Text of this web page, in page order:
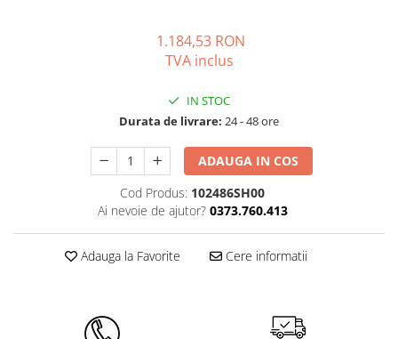
Instant apa calda pe gaz / GPL
Panouri solare cu tuburi vidate
Panouri solare plane
Pachete complete panouri solare
Echipamente pentru panouri
Panouri solare fotovoltaice
Ventilatie si climatizare
Ventiloconvectoare si sisteme VRF
1.184,53 RON
TVA inclus
IN STOC
Durata de livrare: 24 - 48 ore
ADAUGA IN COS
Cod Produs: 102486SH00
Ai nevoie de ajutor? 0373.760.413
Adauga la Favorite Cere informatii